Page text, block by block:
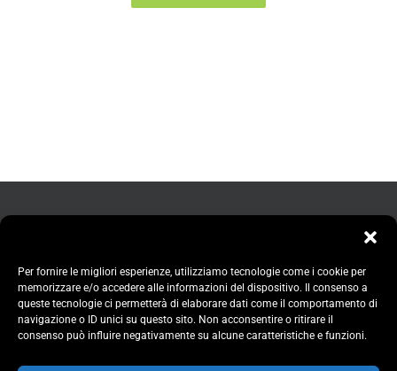
Per fornire le migliori esperienze, utilizziamo tecnologie come i cookie per
memorizzare e/o accedere alle informazioni del dispositivo. Il consenso a
queste tecnologie ci permetterà di elaborare dati come il comportamento di
navigazione o ID unici su questo sito. Non acconsentire o ritirare il
consenso può influire negativamente su alcune caratteristiche e funzioni.